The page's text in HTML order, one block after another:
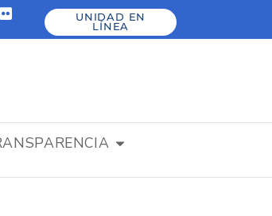
UNIDAD EN
LÍNEA